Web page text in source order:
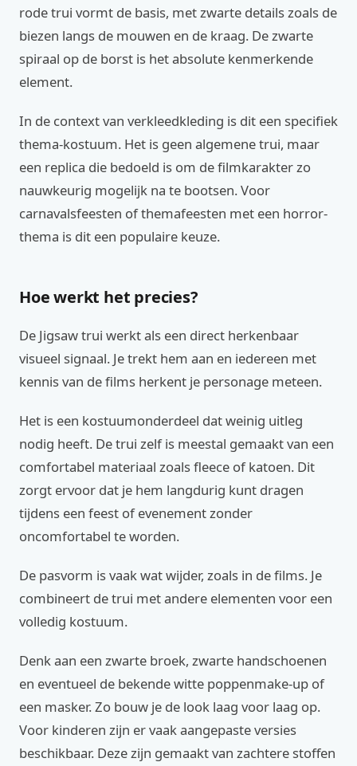
rode trui vormt de basis, met zwarte details zoals de
biezen langs de mouwen en de kraag. De zwarte
spiraal op de borst is het absolute kenmerkende
element.
In de context van verkleedkleding is dit een specifiek
thema-kostuum. Het is geen algemene trui, maar
een replica die bedoeld is om de filmkarakter zo
nauwkeurig mogelijk na te bootsen. Voor
carnavalsfeesten of themafeesten met een horror-
thema is dit een populaire keuze.
Hoe werkt het precies?
De Jigsaw trui werkt als een direct herkenbaar
visueel signaal. Je trekt hem aan en iedereen met
kennis van de films herkent je personage meteen.
Het is een kostuumonderdeel dat weinig uitleg
nodig heeft. De trui zelf is meestal gemaakt van een
comfortabel materiaal zoals fleece of katoen. Dit
zorgt ervoor dat je hem langdurig kunt dragen
tijdens een feest of evenement zonder
oncomfortabel te worden.
De pasvorm is vaak wat wijder, zoals in de films. Je
combineert de trui met andere elementen voor een
volledig kostuum.
Denk aan een zwarte broek, zwarte handschoenen
en eventueel de bekende witte poppenmake-up of
een masker. Zo bouw je de look laag voor laag op.
Voor kinderen zijn er vaak aangepaste versies
beschikbaar. Deze zijn gemaakt van zachtere stoffen